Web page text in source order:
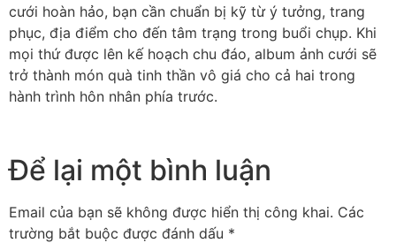
cưới hoàn hảo, bạn cần chuẩn bị kỹ từ ý tưởng, trang
phục, địa điểm cho đến tâm trạng trong buổi chụp. Khi
mọi thứ được lên kế hoạch chu đáo, album ảnh cưới sẽ
trở thành món quà tinh thần vô giá cho cả hai trong
hành trình hôn nhân phía trước.
Để lại một bình luận
Email của bạn sẽ không được hiển thị công khai. Các
trường bắt buộc được đánh dấu *